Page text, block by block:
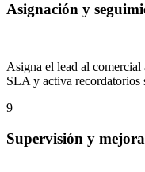
Asignación y
Asigna el lead al
SLA y activa recordatorios
9
Supervisión y mejora